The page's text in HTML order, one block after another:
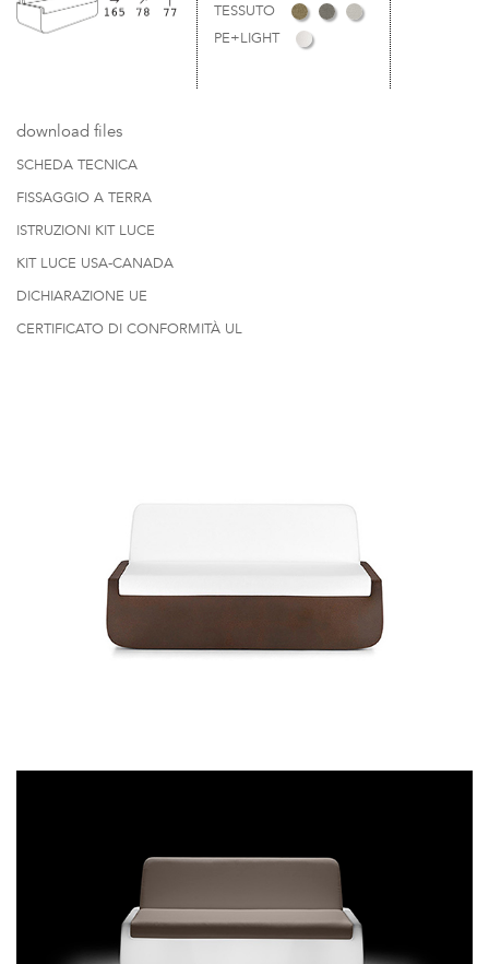
TESSUTO
PE+LIGHT
download files
SCHEDA TECNICA
FISSAGGIO A TERRA
ISTRUZIONI KIT LUCE
KIT LUCE USA-CANADA
DICHIARAZIONE UE
CERTIFICATO DI CONFORMITÀ UL